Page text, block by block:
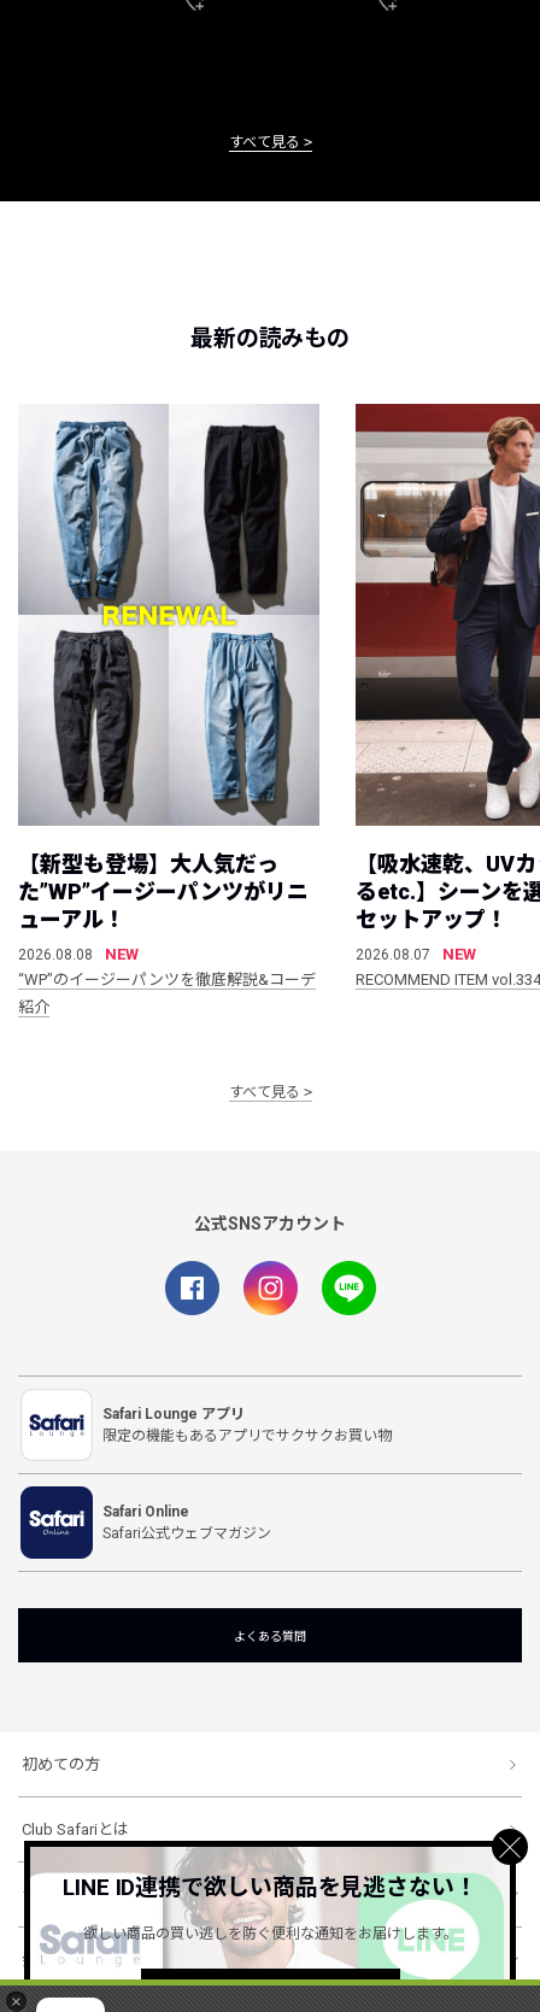
×
すべて見る
最新の読みもの
【新型も登場】大人気だっ
た”WP”イージーパンツがリニ
ューアル！
2026.08.08
NEW
“WP”のイージーパンツを徹底解説&コーデ
紹介
【吸水速乾、UV
るetc.】シーンを
セットアップ！
2026.08.07
NEW
RECOMMEND ITEM vol.334
すべて見る
公式SNSアカウント
Safari Lounge アプリ
限定の機能もあるアプリでサクサクお買い物
Safari Online
Safari公式ウェブマガジン
よくある質問
初めての方
Club Safariとは
ショッピングガイド
会社概要・規約
LINE ID連携で欲しい商品を見逃さない！
欲しい商品の買い逃しを防ぐ便利な通知をお届けします。
詳しくはこちら ＞